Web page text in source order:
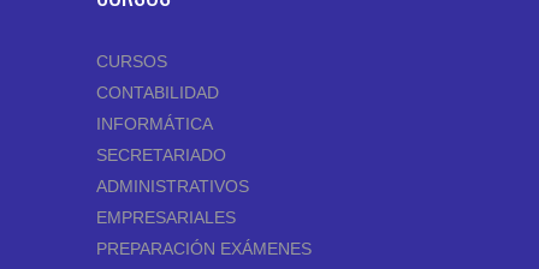
CURSOS
CONTABILIDAD
INFORMÁTICA
SECRETARIADO
ADMINISTRATIVOS
EMPRESARIALES
PREPARACIÓN EXÁMENES